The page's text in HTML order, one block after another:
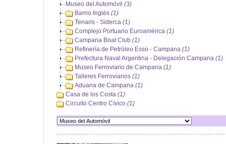
Museo del Automóvil (3)
Barrio Inglés (1)
Tenaris - Siderca (1)
Complejo Portuario Euroamérica (1)
Campana Boat Club (1)
Refinería de Petróleo Esso - Campana (1)
Prefectura Naval Argentina - Delegación Campana (1)
Museo Ferroviario de Campana (1)
Talleres Ferroviarios (1)
Aduana de Campana (1)
Casa de los Costa (1)
Circuito Centro Cívico (1)